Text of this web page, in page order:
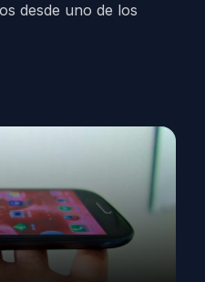
desde uno de los